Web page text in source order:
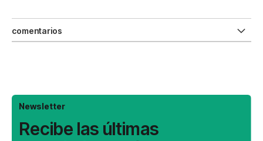
comentarios
Newsletter
Recibe las últimas